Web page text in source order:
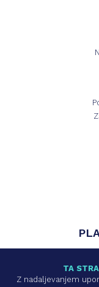
TA
Z nadaljevanjem